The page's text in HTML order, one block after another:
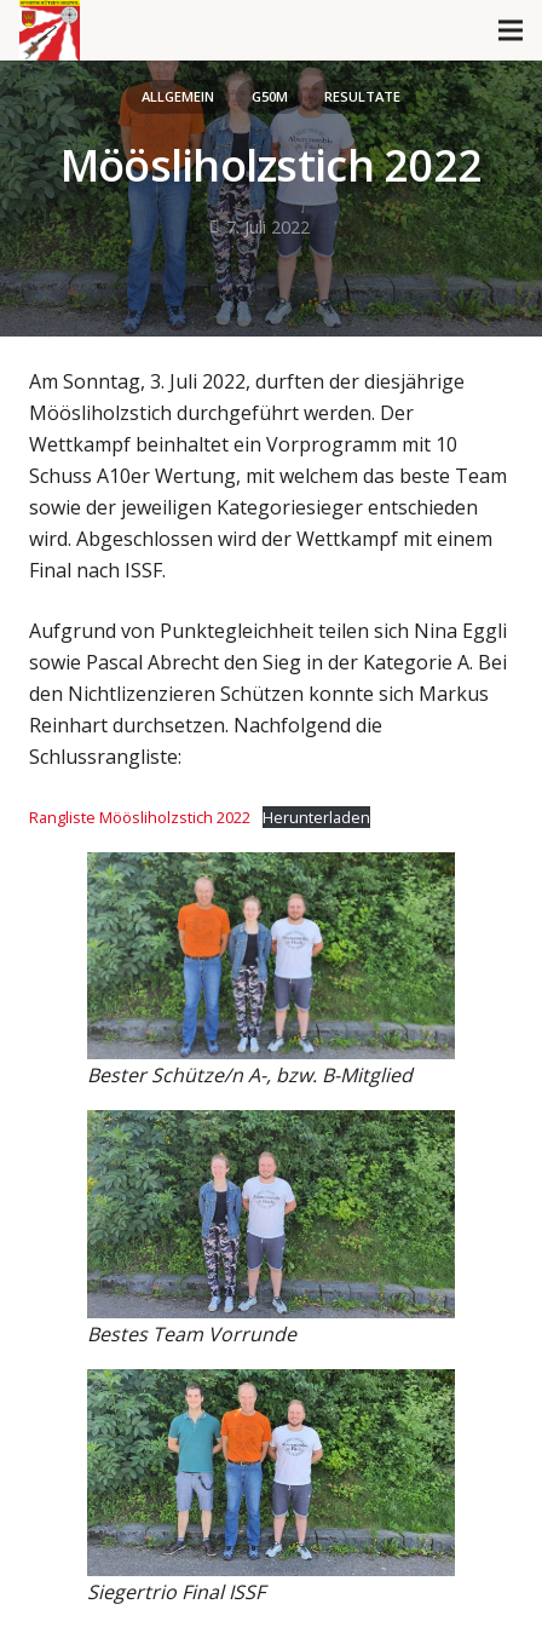
Möösliholzstich 2022
7. Juli 2022
ALLGEMEIN G50M RESULTATE
Am Sonntag, 3. Juli 2022, durften der diesjährige
Möösliholzstich durchgeführt werden. Der
Wettkampf beinhaltet ein Vorprogramm mit 10
Schuss A10er Wertung, mit welchem das beste Team
sowie der jeweiligen Kategoriesieger entschieden
wird. Abgeschlossen wird der Wettkampf mit einem
Final nach ISSF.
Aufgrund von Punktegleichheit teilen sich Nina Eggli
sowie Pascal Abrecht den Sieg in der Kategorie A. Bei
den Nichtlizenzieren Schützen konnte sich Markus
Reinhart durchsetzen. Nachfolgend die
Schlussrangliste:
Rangliste Möösliholzstich 2022 Herunterladen
Bester Schütze/n A-, bzw. B-Mitglied
Bestes Team Vorrunde
Siegertrio Final ISSF